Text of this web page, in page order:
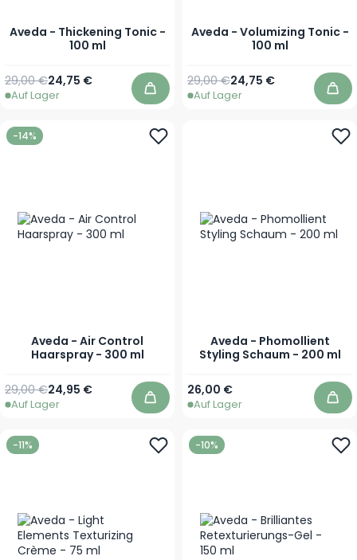
Aveda - Thickening Tonic -
100 ml
Sonderpreis
24,75 €
Regulärer Preis
29,00 €
Auf Lager In den Warenkorb
Aveda - Volumizing Tonic -
100 ml
Sonderpreis
24,75 €
Regulärer Preis
29,00 €
Auf Lager In
-14%
Aveda - Air Control
Haarspray - 300 ml
Sonderpreis
24,95 €
Regulärer Preis
29,00 €
Auf Lager In den Warenkorb
Aveda - Phomollient
Styling Schaum - 200 ml
26,00 €
Auf Lager In
-11% -10%